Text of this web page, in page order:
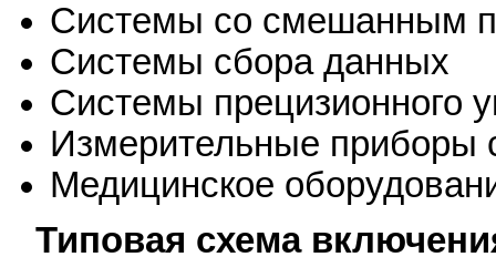
Системы со смешанным
Системы сбора данных
Системы прецизионного
Измерительные приборы
Медицинское
Типовая схема